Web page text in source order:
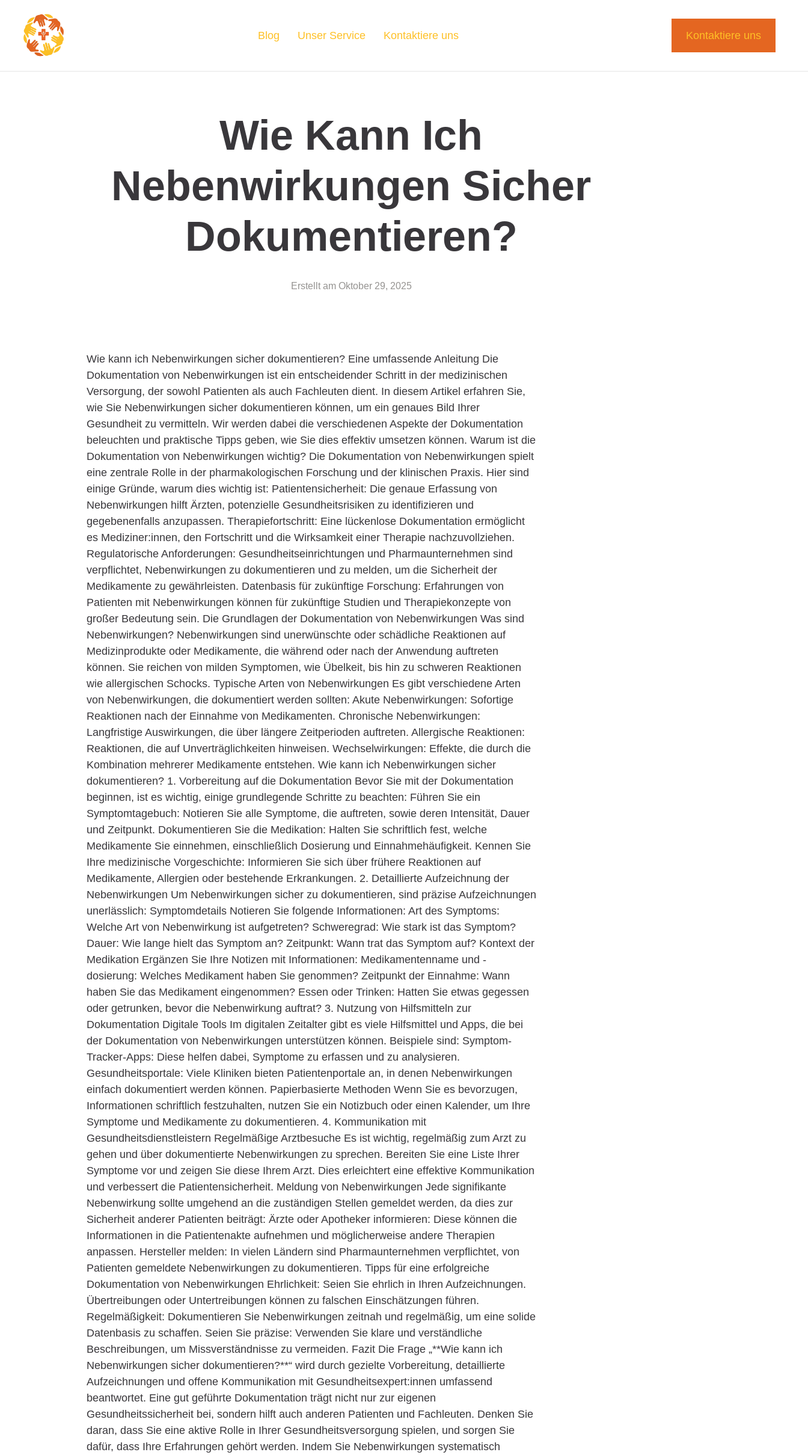
Blog Unser Service Kontaktiere uns Kontaktiere uns
Wie Kann Ich
Nebenwirkungen Sicher
Dokumentieren?
Erstellt am Oktober 29, 2025
Wie kann ich Nebenwirkungen sicher dokumentieren? Eine umfassende Anleitung Die
Dokumentation von Nebenwirkungen ist ein entscheidender Schritt in der medizinischen
Versorgung, der sowohl Patienten als auch Fachleuten dient. In diesem Artikel erfahren Sie,
wie Sie Nebenwirkungen sicher dokumentieren können, um ein genaues Bild Ihrer
Gesundheit zu vermitteln. Wir werden dabei die verschiedenen Aspekte der Dokumentation
beleuchten und praktische Tipps geben, wie Sie dies effektiv umsetzen können. Warum ist die
Dokumentation von Nebenwirkungen wichtig? Die Dokumentation von Nebenwirkungen spielt
eine zentrale Rolle in der pharmakologischen Forschung und der klinischen Praxis. Hier sind
einige Gründe, warum dies wichtig ist: Patientensicherheit: Die genaue Erfassung von
Nebenwirkungen hilft Ärzten, potenzielle Gesundheitsrisiken zu identifizieren und
gegebenenfalls anzupassen. Therapiefortschritt: Eine lückenlose Dokumentation ermöglicht
es Mediziner:innen, den Fortschritt und die Wirksamkeit einer Therapie nachzuvollziehen.
Regulatorische Anforderungen: Gesundheitseinrichtungen und Pharmaunternehmen sind
verpflichtet, Nebenwirkungen zu dokumentieren und zu melden, um die Sicherheit der
Medikamente zu gewährleisten. Datenbasis für zukünftige Forschung: Erfahrungen von
Patienten mit Nebenwirkungen können für zukünftige Studien und Therapiekonzepte von
großer Bedeutung sein. Die Grundlagen der Dokumentation von Nebenwirkungen Was sind
Nebenwirkungen? Nebenwirkungen sind unerwünschte oder schädliche Reaktionen auf
Medizinprodukte oder Medikamente, die während oder nach der Anwendung auftreten
können. Sie reichen von milden Symptomen, wie Übelkeit, bis hin zu schweren Reaktionen
wie allergischen Schocks. Typische Arten von Nebenwirkungen Es gibt verschiedene Arten
von Nebenwirkungen, die dokumentiert werden sollten: Akute Nebenwirkungen: Sofortige
Reaktionen nach der Einnahme von Medikamenten. Chronische Nebenwirkungen:
Langfristige Auswirkungen, die über längere Zeitperioden auftreten. Allergische Reaktionen:
Reaktionen, die auf Unverträglichkeiten hinweisen. Wechselwirkungen: Effekte, die durch die
Kombination mehrerer Medikamente entstehen. Wie kann ich Nebenwirkungen sicher
dokumentieren? 1. Vorbereitung auf die Dokumentation Bevor Sie mit der Dokumentation
beginnen, ist es wichtig, einige grundlegende Schritte zu beachten: Führen Sie ein
Symptomtagebuch: Notieren Sie alle Symptome, die auftreten, sowie deren Intensität, Dauer
und Zeitpunkt. Dokumentieren Sie die Medikation: Halten Sie schriftlich fest, welche
Medikamente Sie einnehmen, einschließlich Dosierung und Einnahmehäufigkeit. Kennen Sie
Ihre medizinische Vorgeschichte: Informieren Sie sich über frühere Reaktionen auf
Medikamente, Allergien oder bestehende Erkrankungen. 2. Detaillierte Aufzeichnung der
Nebenwirkungen Um Nebenwirkungen sicher zu dokumentieren, sind präzise Aufzeichnungen
unerlässlich: Symptomdetails Notieren Sie folgende Informationen: Art des Symptoms:
Welche Art von Nebenwirkung ist aufgetreten? Schweregrad: Wie stark ist das Symptom?
Dauer: Wie lange hielt das Symptom an? Zeitpunkt: Wann trat das Symptom auf? Kontext der
Medikation Ergänzen Sie Ihre Notizen mit Informationen: Medikamentenname und -
dosierung: Welches Medikament haben Sie genommen? Zeitpunkt der Einnahme: Wann
haben Sie das Medikament eingenommen? Essen oder Trinken: Hatten Sie etwas gegessen
oder getrunken, bevor die Nebenwirkung auftrat? 3. Nutzung von Hilfsmitteln zur
Dokumentation Digitale Tools Im digitalen Zeitalter gibt es viele Hilfsmittel und Apps, die bei
der Dokumentation von Nebenwirkungen unterstützen können. Beispiele sind: Symptom-
Tracker-Apps: Diese helfen dabei, Symptome zu erfassen und zu analysieren.
Gesundheitsportale: Viele Kliniken bieten Patientenportale an, in denen Nebenwirkungen
einfach dokumentiert werden können. Papierbasierte Methoden Wenn Sie es bevorzugen,
Informationen schriftlich festzuhalten, nutzen Sie ein Notizbuch oder einen Kalender, um Ihre
Symptome und Medikamente zu dokumentieren. 4. Kommunikation mit
Gesundheitsdienstleistern Regelmäßige Arztbesuche Es ist wichtig, regelmäßig zum Arzt zu
gehen und über dokumentierte Nebenwirkungen zu sprechen. Bereiten Sie eine Liste Ihrer
Symptome vor und zeigen Sie diese Ihrem Arzt. Dies erleichtert eine effektive Kommunikation
und verbessert die Patientensicherheit. Meldung von Nebenwirkungen Jede signifikante
Nebenwirkung sollte umgehend an die zuständigen Stellen gemeldet werden, da dies zur
Sicherheit anderer Patienten beiträgt: Ärzte oder Apotheker informieren: Diese können die
Informationen in die Patientenakte aufnehmen und möglicherweise andere Therapien
anpassen. Hersteller melden: In vielen Ländern sind Pharmaunternehmen verpflichtet, von
Patienten gemeldete Nebenwirkungen zu dokumentieren. Tipps für eine erfolgreiche
Dokumentation von Nebenwirkungen Ehrlichkeit: Seien Sie ehrlich in Ihren Aufzeichnungen.
Übertreibungen oder Untertreibungen können zu falschen Einschätzungen führen.
Regelmäßigkeit: Dokumentieren Sie Nebenwirkungen zeitnah und regelmäßig, um eine solide
Datenbasis zu schaffen. Seien Sie präzise: Verwenden Sie klare und verständliche
Beschreibungen, um Missverständnisse zu vermeiden. Fazit Die Frage „**Wie kann ich
Nebenwirkungen sicher dokumentieren?**“ wird durch gezielte Vorbereitung, detaillierte
Aufzeichnungen und offene Kommunikation mit Gesundheitsexpert:innen umfassend
beantwortet. Eine gut geführte Dokumentation trägt nicht nur zur eigenen
Gesundheitssicherheit bei, sondern hilft auch anderen Patienten und Fachleuten. Denken Sie
daran, dass Sie eine aktive Rolle in Ihrer Gesundheitsversorgung spielen, und sorgen Sie
dafür, dass Ihre Erfahrungen gehört werden. Indem Sie Nebenwirkungen systematisch